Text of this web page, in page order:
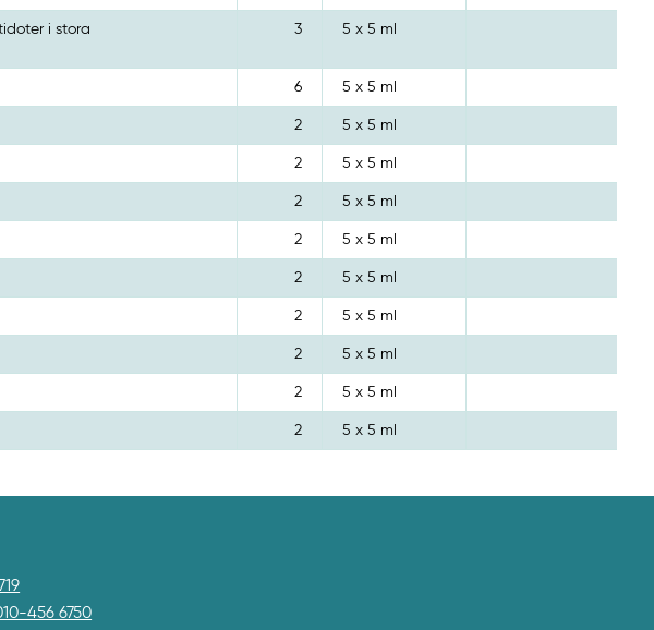
i stora
3 5 x 5 ml
6 5 x 5 ml
2 5 x 5 ml
2 5 x 5 ml
2 5 x 5 ml
2 5 x 5 ml
2 5 x 5 ml
2 5 x 5 ml
2 5 x 5 ml
2 5 x 5 ml
2 5 x 5 ml
456 6750